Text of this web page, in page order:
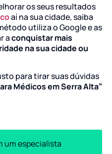
os seus resultados
aí na sua cidade, saiba
utiliza o Google e as
aconquistar mais
na sua cidade ou
para tirar suas dúvidas
Médicos em Serra Alta”
um especialista